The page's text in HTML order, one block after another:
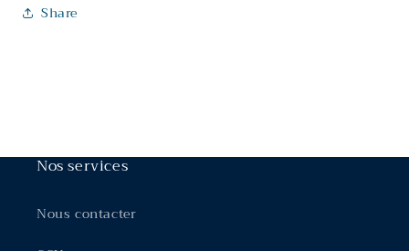
Share
Nos services
Nous contacter